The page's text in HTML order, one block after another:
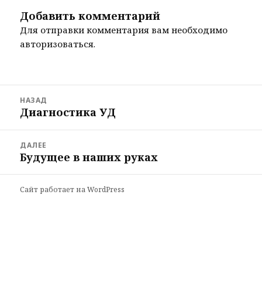
Добавить комментарий
Для отправки комментария вам необходимо
авторизоваться.
записям
НАЗАД
Предыдущая
Диагностика УД
ДАЛЕЕ
Следующая
Будущее в наших руках
Сайт работает на WordPress